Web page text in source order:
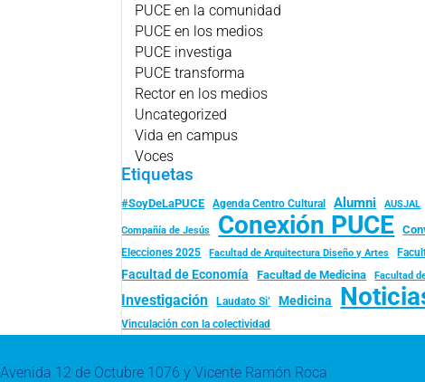
PUCE en la comunidad
PUCE en los medios
PUCE investiga
PUCE transforma
Rector en los medios
Uncategorized
Vida en campus
Voces
Etiquetas
#SoyDeLaPUCE Agenda Centro Cultural Alumni AUSJAL
Compañía de Jesús Conexión PUCE
Elecciones 2025
Facultad de Arquitectura Diseño y Artes
Facultad de Economía Facultad de Medicina Facultad
Investigación Laudato Si’ Medicina
Vinculación con la colectividad
Avenida 12 de Octubre 1076 y Vicente Ramón Roca